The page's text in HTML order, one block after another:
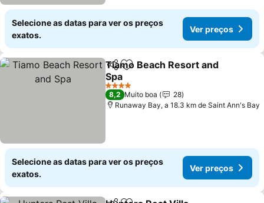
Selecione as datas para ver os preços
exatos.
Ver preços
PartilharAdicionar aos favoritos
Tiamo Beach Resort and
Spa
4 Estrelas
8,2 Muito boa
28
Runaway Bay, a 18.3 km de Saint Ann's Bay
Selecione as datas para ver os preços
exatos.
Ver preços